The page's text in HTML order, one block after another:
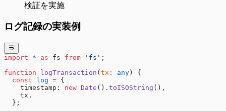
検証を実施
ログ記録の実装例
import * as fs from 'fs' ;
function logTransaction ( tx : any ) {
  const
log = {
    timestamp:
new Date (). toISOString (),
    tx,
  };